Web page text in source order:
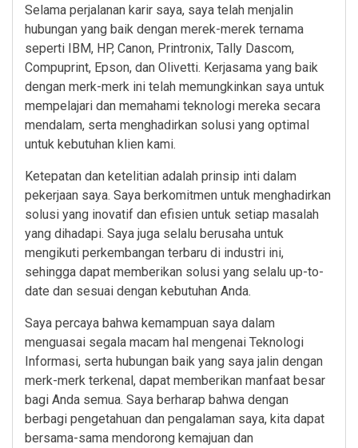
Selama perjalanan karir saya, saya telah menjalin
hubungan yang baik dengan merek-merek ternama
seperti IBM, HP, Canon, Printronix, Tally Dascom,
Compuprint, Epson, dan Olivetti. Kerjasama yang baik
dengan merk-merk ini telah memungkinkan saya untuk
mempelajari dan memahami teknologi mereka secara
mendalam, serta menghadirkan solusi yang optimal
untuk kebutuhan klien kami.
Ketepatan dan ketelitian adalah prinsip inti dalam
pekerjaan saya. Saya berkomitmen untuk menghadirkan
solusi yang inovatif dan efisien untuk setiap masalah
yang dihadapi. Saya juga selalu berusaha untuk
mengikuti perkembangan terbaru di industri ini,
sehingga dapat memberikan solusi yang selalu up-to-
date dan sesuai dengan kebutuhan Anda.
Saya percaya bahwa kemampuan saya dalam
menguasai segala macam hal mengenai Teknologi
Informasi, serta hubungan baik yang saya jalin dengan
merk-merk terkenal, dapat memberikan manfaat besar
bagi Anda semua. Saya berharap bahwa dengan
berbagi pengetahuan dan pengalaman saya, kita dapat
bersama-sama mendorong kemajuan dan